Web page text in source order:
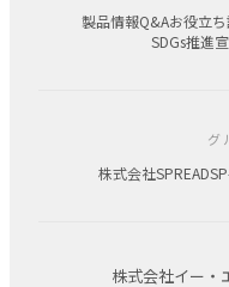
製品情報Q&Aお役立
SDGs推進
グ
株式会社SPREAD
株式会社イー・